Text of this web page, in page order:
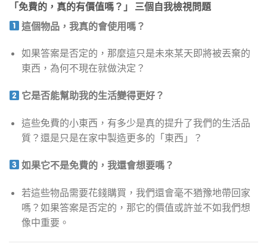
「免費的，真的有價值嗎？」 三個自我檢視問題
這個物品，我真的會使用嗎？
如果答案是否定的，那麼這只是未來某天即將被丟棄的
東西，為何不現在就做決定？
它是否能幫助我的生活變得更好？
這些免費的小東西，有多少是真的提升了我們的生活品
質？還是只是在家中製造更多的「東西」？
如果它不是免費的，我還會想要嗎？
若這些物品需要花錢購買，我們還會毫不猶豫地帶回家
嗎？如果答案是否定的，那它的價值或許並不如我們想
像中重要。